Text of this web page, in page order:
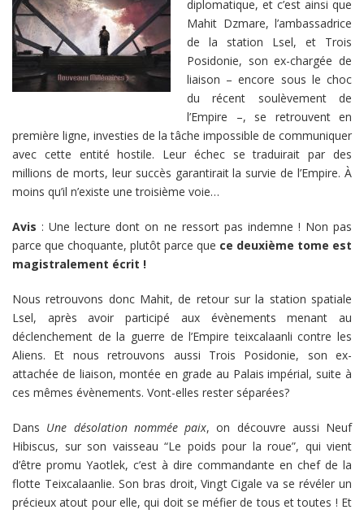
diplomatique, et c’est ainsi que
Mahit Dzmare, l’ambassadrice
de la station Lsel, et Trois
Posidonie, son ex-chargée de
liaison – encore sous le choc
du récent soulèvement de
l’Empire –, se retrouvent en
première ligne, investies de la tâche impossible de communiquer
avec cette entité hostile. Leur échec se traduirait par des
millions de morts, leur succès garantirait la survie de l’Empire. À
moins qu’il n’existe une troisième voie…
Avis : Une lecture dont on ne ressort pas indemne ! Non pas
parce que choquante, plutôt parce que ce deuxième tome est
magistralement écrit !
Nous retrouvons donc Mahit, de retour sur la station spatiale
Lsel, après avoir participé aux évènements menant au
déclenchement de la guerre de l’Empire teixcalaanli contre les
Aliens. Et nous retrouvons aussi Trois Posidonie, son ex-
attachée de liaison, montée en grade au Palais impérial, suite à
ces mêmes évènements. Vont-elles rester séparées?
Dans Une désolation nommée paix, on découvre aussi Neuf
Hibiscus, sur son vaisseau “Le poids pour la roue”, qui vient
d’être promu Yaotlek, c’est à dire commandante en chef de la
flotte Teixcalaanlie. Son bras droit, Vingt Cigale va se révéler un
précieux atout pour elle, qui doit se méfier de tous et toutes ! Et